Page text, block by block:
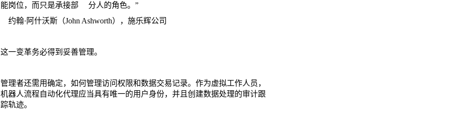
能岗位，而只是承接部 分人的角色。”
约翰·阿什沃斯（John Ashworth），施乐辉公司
这一变革务必得到妥善管理。
管理者还需用确定，如何管理访问权限和数据交易记录。作为虚拟工作人员，
机器人流程自动化代理应当具有唯一的用户身份，并且创建数据处理的审计跟
踪轨迹。